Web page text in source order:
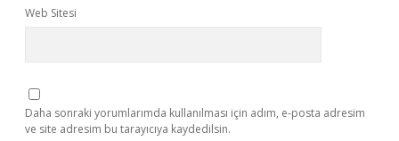
Web Sitesi
Daha sonraki yorumlarımda kullanılması için adım, e-posta adresim
ve site adresim bu tarayıcıya kaydedilsin.